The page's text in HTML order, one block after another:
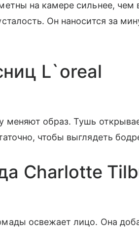
на камере сильнее,
Он наносится за
L`oreal
меняют образ. Тушь
чтобы выглядеть
Charlotte
освежает лицо. Она